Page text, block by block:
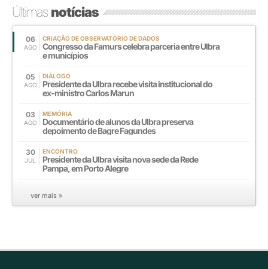
Últimasnotícias
06
AGO
CRIAÇÃO DE OBSERVATÓRIO DE DADOS
Congresso da Famurs celebra parceria entre Ulbra
e municípios
05
AGO
DIÁLOGO
Presidente da Ulbra recebe visita institucional do
ex-ministro Carlos Marun
03
AGO
MEMÓRIA
Documentário de alunos da Ulbra preserva
depoimento de Bagre Fagundes
30
JUL
ENCONTRO
Presidente da Ulbra visita nova sede da Rede
Pampa, em Porto Alegre
ver mais »